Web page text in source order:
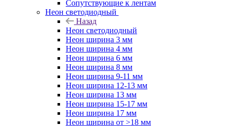
Сопутствующие к лентам
Неон светодиодный
Назад
Неон светодиодный
Неон ширина 3 мм
Неон ширина 4 мм
Неон ширина 6 мм
Неон ширина 8 мм
Неон ширина 9-11 мм
Неон ширина 12-13 мм
Неон ширина 13 мм
Неон ширина 15-17 мм
Неон ширина 17 мм
Неон ширина от >18 мм